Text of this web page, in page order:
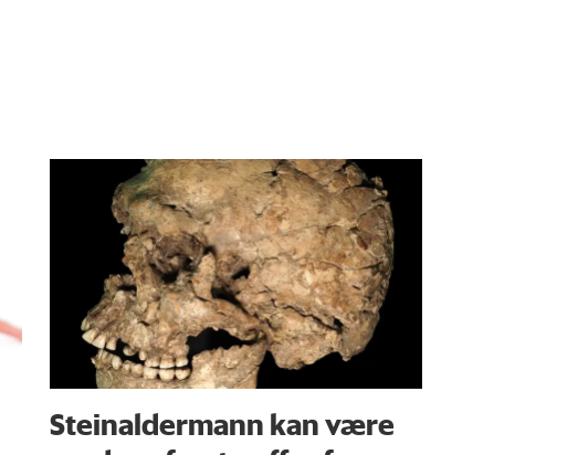
Steinaldermann kan være